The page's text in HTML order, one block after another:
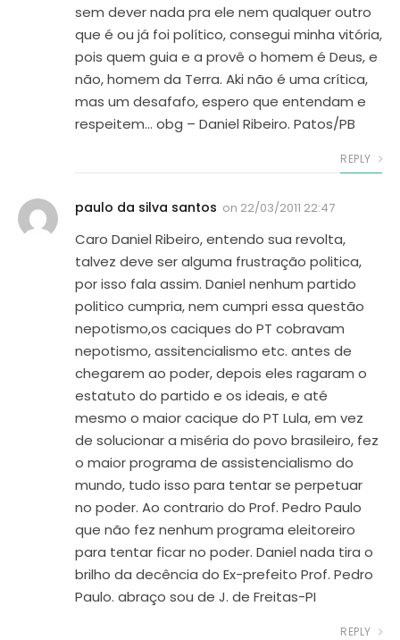
sem dever nada pra ele nem qualquer outro
que é ou já foi político, consegui minha vitória,
pois quem guia e a provê o homem é Deus, e
não, homem da Terra. Aki não é uma crítica,
mas um desafafo, espero que entendam e
respeitem… obg – Daniel Ribeiro. Patos/PB
REPLY
paulo da silva santos on 22/03/2011 22:47
Caro Daniel Ribeiro, entendo sua revolta,
talvez deve ser alguma frustração politica,
por isso fala assim. Daniel nenhum partido
politico cumpria, nem cumpri essa questão
nepotismo,os caciques do PT cobravam
nepotismo, assitencialismo etc. antes de
chegarem ao poder, depois eles ragaram o
estatuto do partido e os ideais, e até
mesmo o maior cacique do PT Lula, em vez
de solucionar a miséria do povo brasileiro, fez
o maior programa de assistencialismo do
mundo, tudo isso para tentar se perpetuar
no poder. Ao contrario do Prof. Pedro Paulo
que não fez nenhum programa eleitoreiro
para tentar ficar no poder. Daniel nada tira o
brilho da decência do Ex-prefeito Prof. Pedro
Paulo. abraço sou de J. de Freitas-PI
REPLY